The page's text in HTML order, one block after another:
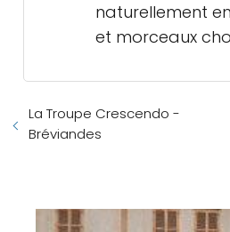
naturellement
et morceaux
La Troupe Crescendo -
Bréviandes